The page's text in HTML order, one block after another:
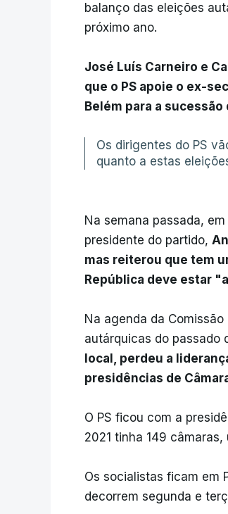
balanço das eleições
próximo ano.
José Luís Carneiro e
que o PS apoie o ex-
Belém para a
Os dirigentes do PS
quanto a estas
Na semana passada,
presidente do partido,
mas reiterou que tem
República deve estar
Na agenda da
autárquicas do passado
local, perdeu a
presidências de
O PS ficou com a
2021 tinha 149
Os socialistas ficam em
decorrem segunda e